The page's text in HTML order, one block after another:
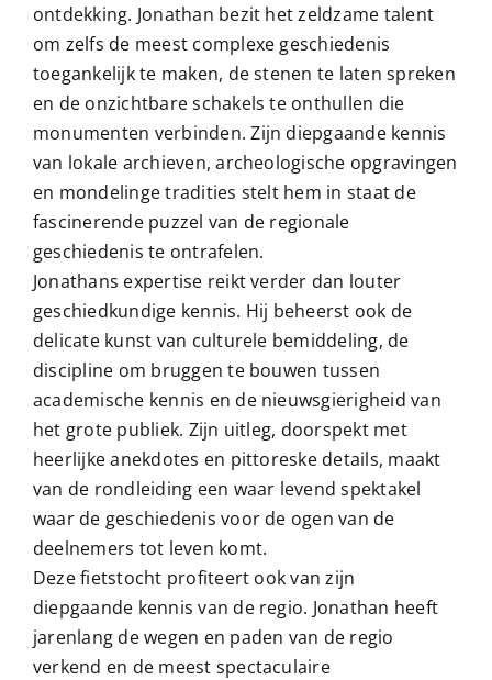
ontdekking. Jonathan bezit het zeldzame talent
om zelfs de meest complexe geschiedenis
toegankelijk te maken, de stenen te laten spreken
en de onzichtbare schakels te onthullen die
monumenten verbinden. Zijn diepgaande kennis
van lokale archieven, archeologische opgravingen
en mondelinge tradities stelt hem in staat de
fascinerende puzzel van de regionale
geschiedenis te ontrafelen.
Jonathans expertise reikt verder dan louter
geschiedkundige kennis. Hij beheerst ook de
delicate kunst van culturele bemiddeling, de
discipline om bruggen te bouwen tussen
academische kennis en de nieuwsgierigheid van
het grote publiek. Zijn uitleg, doorspekt met
heerlijke anekdotes en pittoreske details, maakt
van de rondleiding een waar levend spektakel
waar de geschiedenis voor de ogen van de
deelnemers tot leven komt.
Deze fietstocht profiteert ook van zijn
diepgaande kennis van de regio. Jonathan heeft
jarenlang de wegen en paden van de regio
verkend en de meest spectaculaire